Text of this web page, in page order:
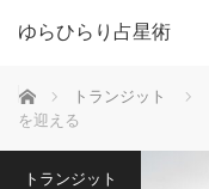
ゆらひらり占星術
ホーム トランジット
を迎える
トランジット